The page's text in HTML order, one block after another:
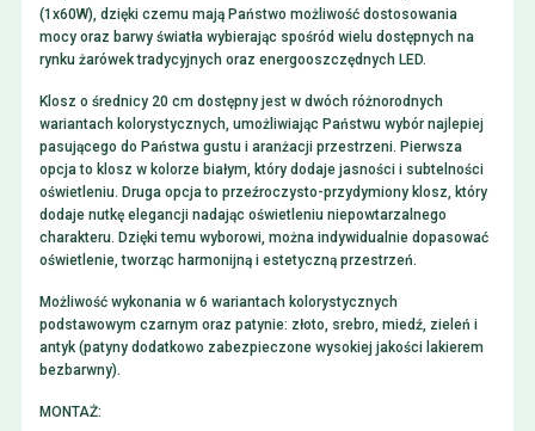
(1x60W), dzięki czemu mają Państwo możliwość dostosowania
mocy oraz barwy światła wybierając spośród wielu dostępnych na
rynku żarówek tradycyjnych oraz energooszczędnych LED.
Klosz o średnicy 20 cm dostępny jest w dwóch różnorodnych
wariantach kolorystycznych, umożliwiając Państwu wybór najlepiej
pasującego do Państwa gustu i aranżacji przestrzeni. Pierwsza
opcja to klosz w kolorze białym, który dodaje jasności i subtelności
oświetleniu. Druga opcja to przeźroczysto-przydymiony klosz, który
dodaje nutkę elegancji nadając oświetleniu niepowtarzalnego
charakteru. Dzięki temu wyborowi, można indywidualnie dopasować
oświetlenie, tworząc harmonijną i estetyczną przestrzeń.
Możliwość wykonania w 6 wariantach kolorystycznych
podstawowym czarnym oraz patynie: złoto, srebro, miedź, zieleń i
antyk (patyny dodatkowo zabezpieczone wysokiej jakości lakierem
bezbarwny).
MONTAŻ: